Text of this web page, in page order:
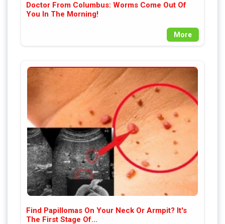
Doctor From Columbus: Worms Come Out Of
You In The Morning!
More
Find Papillomas On Your Neck Or Armpit? It's
The First Stage Of...